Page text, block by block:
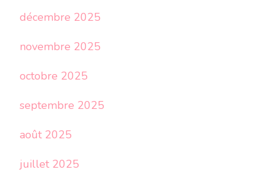
décembre 2025
novembre 2025
octobre 2025
septembre 2025
août 2025
juillet 2025